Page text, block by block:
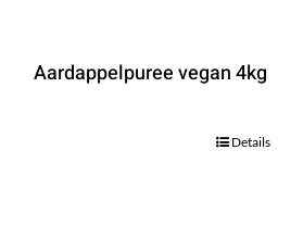
Aardappelpuree vegan 4kg
Details